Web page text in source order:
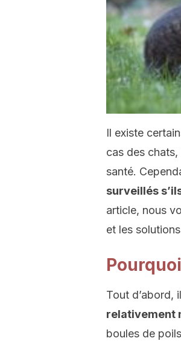
Il existe
cas des
santé.
surveillés
article, nous
et les
Tout d’abord,
relativement
boules de